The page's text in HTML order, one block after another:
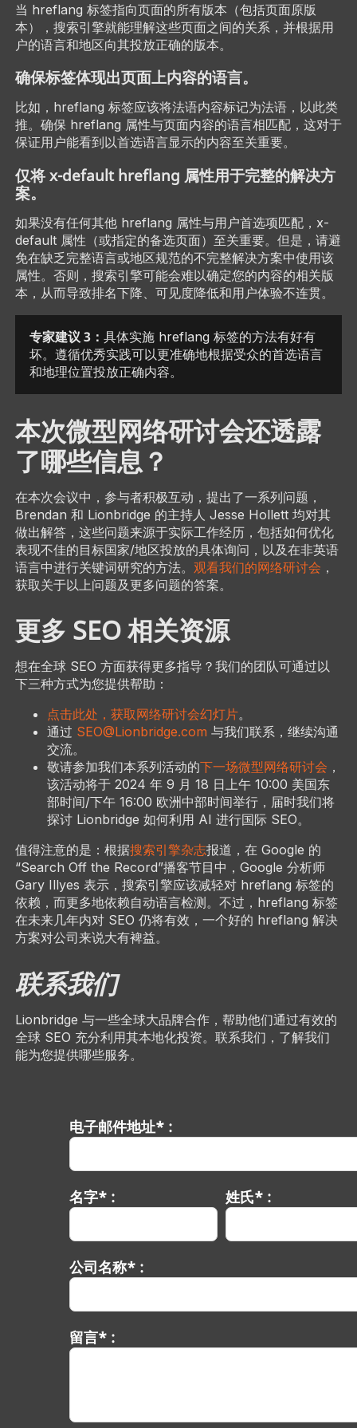
当 hreflang 标签指向页面的所有版本（包括页面原版
本），搜索引擎就能理解这些页面之间的关系，并根据用
户的语言和地区向其投放正确的版本。
确保标签体现出页面上内容的语言。
比如，hreflang 标签应该将法语内容标记为法语，以此类
推。确保 hreflang 属性与页面内容的语言相匹配，这对于
保证用户能看到以首选语言显示的内容至关重要。
仅将 x-default hreflang 属性用于完整的解决方
案。
如果没有任何其他 hreflang 属性与用户首选项匹配，x-
default 属性（或指定的备选页面）至关重要。但是，请避
免在缺乏完整语言或地区规范的不完整解决方案中使用该
属性。否则，搜索引擎可能会难以确定您的内容的相关版
本，从而导致排名下降、可见度降低和用户体验不连贯。
专家建议 3：具体实施 hreflang 标签的方法有好有
坏。遵循优秀实践可以更准确地根据受众的首选语言
和地理位置投放正确内容。
本次微型网络研讨会还透露
了哪些信息？
在本次会议中，参与者积极互动，提出了一系列问题，
Brendan 和 Lionbridge 的主持人 Jesse Hollett 均对其
做出解答，这些问题来源于实际工作经历，包括如何优化
表现不佳的目标国家/地区投放的具体询问，以及在非英语
语言中进行关键词研究的方法。 观看我们的网络研讨会 ，
获取关于以上问题及更多问题的答案。
更多 SEO 相关资源
想在全球 SEO 方面获得更多指导？我们的团队可通过以
下三种方式为您提供帮助：
点击此处，获取网络研讨会幻灯片。
通过 SEO@Lionbridge.com 与我们联系，继续沟通
交流。
敬请参加我们本系列活动的下一场微型网络研讨会 ，
该活动将于 2024 年 9 月 18 日上午 10:00 美国东
部时间/下午 16:00 欧洲中部时间举行，届时我们将
探讨 Lionbridge 如何利用 AI 进行国际 SEO。
值得注意的是：根据搜索引擎杂志报道，在 Google 的
“Search Off the Record”播客节目中，Google 分析师
Gary Illyes 表示，搜索引擎应该减轻对 hreflang 标签的
依赖，而更多地依赖自动语言检测。不过，hreflang 标签
在未来几年内对 SEO 仍将有效，一个好的 hreflang 解决
方案对公司来说大有裨益。
联系我们
Lionbridge 与一些全球大品牌合作，帮助他们通过有效的
全球 SEO 充分利用其本地化投资。联系我们，了解我们
能为您提供哪些服务。
电子邮件地址* :
名字* : 姓氏* :
公司名称* :
留言* :